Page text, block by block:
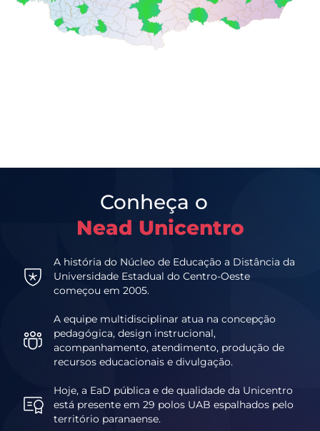
Conheça o
Nead Unicentro
A história do Núcleo de Educação a Distância da
Universidade Estadual do Centro-Oeste
começou em 2005.
A equipe multidisciplinar atua na concepção
pedagógica, design instrucional,
acompanhamento, atendimento, produção de
recursos educacionais e divulgação.
Hoje, a EaD pública e de qualidade da Unicentro
está presente em 29 polos UAB espalhados pelo
território paranaense.